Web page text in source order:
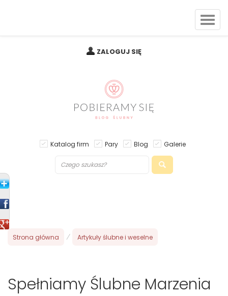
ZALOGUJ SIĘ
Katalog firm Pary Blog Galerie
Strona główna / Artykuły ślubne i weselne
Spełniamy Ślubne Marzenia